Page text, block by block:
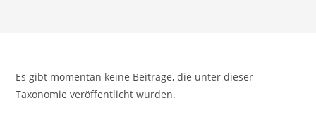
Es gibt momentan keine Beiträge, die unter dieser
Taxonomie veröffentlicht wurden.